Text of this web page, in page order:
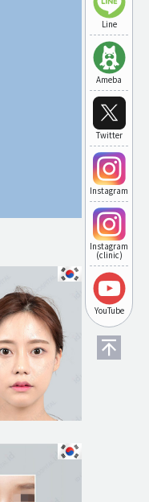
Line
Ameba
Twitter
Instagram
Instagram
(clinic)
YouTube